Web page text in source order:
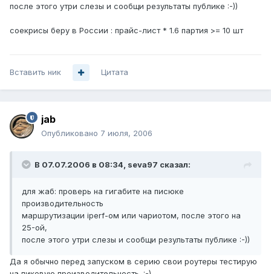
после этого утри слезы и сообщи результаты публике :-))
соекрисы беру в России : прайс-лист * 1.6 партия >= 10 шт
Вставить ник Цитата
jab
Опубликовано 7 июля, 2006
В 07.07.2006 в 08:34, seva97 сказал:
для жаб: проверь на гигабите на писюке
производительность
маршрутизации iperf-ом или чариотом, после этого на
25-ой,
после этого утри слезы и сообщи результаты публике :-))
Да я обычно перед запуском в серию свои роутеры тестирую